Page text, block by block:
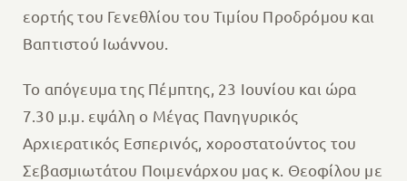
εορτής του Γενεθλίου του Τιμίου Προδρόμου και
Βαπτιστού Ιωάννου.
Το απόγευμα της Πέμπτης, 23 Ιουνίου και ώρα
7.30 μ.μ. εψάλη ο Μέγας Πανηγυρικός
Αρχιερατικός Εσπερινός, χοροστατούντος του
Σεβασμιωτάτου Ποιμενάρχου μας κ. Θεοφίλου με